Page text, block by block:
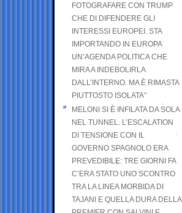
FOTOGRAFARE CON TRUMP
CHE DI DIFENDERE GLI
INTERESSI EUROPEI. STA
IMPORTANDO IN EUROPA
UN’AGENDA POLITICA CHE
MIRA A INDEBOLIRLA
DALL’INTERNO. MA È RIMASTA
PIUTTOSTO ISOLATA”
MELONI SI È INFILATA DA SOLA
NEL TUNNEL. L’ESCALATION
DI TENSIONE CON IL
GOVERNO SPAGNOLO ERA
PREVEDIBILE: TRE GIORNI FA
C’ERA STATO UNO SCONTRO
TRA LA LINEA MORBIDA DI
TAJANI E QUELLA DURA DELLA